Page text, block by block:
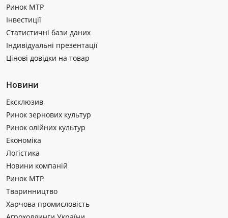
Ринок МТР
Інвестиції
Статистичні бази даних
Індивідуальні презентації
Цінові довідки на товар
Новини
Ексклюзив
Ринок зернових культур
Ринок олійних культур
Економіка
Логістика
Новини компаній
Ринок МТР
Тваринництво
Харчова промисловість